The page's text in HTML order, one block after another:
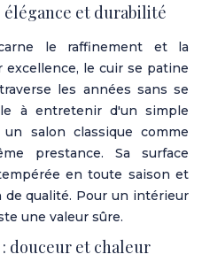
et durabilité
le raffinement et la
le cuir se patine
les années sans se
à entretenir d'un simple
salon classique comme
prestance. Sa surface
en toute saison et
qualité. Pour un intérieur
une valeur sûre.
douceur et chaleur